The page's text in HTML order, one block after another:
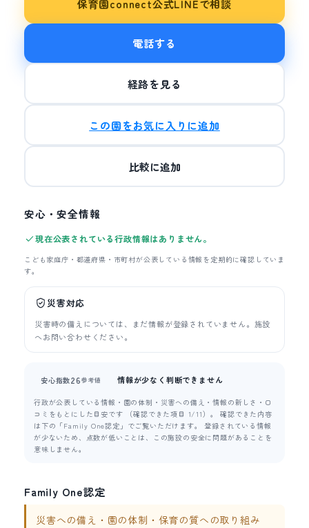
保育園connect公式LINEで相談
電話する
経路を見る
この園をお気に入りに追加
比較に追加
安心・安全情報
現在公表されている行政情報はありません。
こども家庭庁・都道府県・市町村が公表している情報を定期的に確認していま
す。
災害対応
災害時の備えについては、まだ情報が登録されていません。施設
へお問い合わせください。
安心指数26参考値 情報が少なく判断できません
行政が公表している情報・園の体制・災害への備え・情報の新しさ・口
コミをもとにした目安です （確認できた項目 1/11）。 確認できた内容
は下の「Family One認定」でご覧いただけます。 登録されている情報
が少ないため、点数が低いことは、この施設の安全に問題があることを
意味しません。
Family One認定
災害への備え・園の体制・保育の質への取り組み